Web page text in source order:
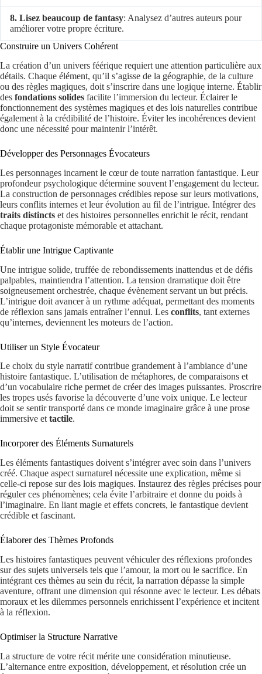
8. Lisez beaucoup de fantasy: Analysez d’autres auteurs pour
améliorer votre propre écriture.
Construire un Univers Cohérent
La création d’un univers féérique requiert une attention particulière aux
détails. Chaque élément, qu’il s’agisse de la géographie, de la culture
ou des règles magiques, doit s’inscrire dans une logique interne. Établir
des fondations solides facilite l’immersion du lecteur. Éclairer le
fonctionnement des systèmes magiques et des lois naturelles contribue
également à la crédibilité de l’histoire. Éviter les incohérences devient
donc une nécessité pour maintenir l’intérêt.
Développer des Personnages Évocateurs
Les personnages incarnent le cœur de toute narration fantastique. Leur
profondeur psychologique détermine souvent l’engagement du lecteur.
La construction de personnages crédibles repose sur leurs motivations,
leurs conflits internes et leur évolution au fil de l’intrigue. Intégrer des
traits distincts et des histoires personnelles enrichit le récit, rendant
chaque protagoniste mémorable et attachant.
Établir une Intrigue Captivante
Une intrigue solide, truffée de rebondissements inattendus et de défis
palpables, maintiendra l’attention. La tension dramatique doit être
soigneusement orchestrée, chaque évènement servant un but précis.
L’intrigue doit avancer à un rythme adéquat, permettant des moments
de réflexion sans jamais entraîner l’ennui. Les conflits, tant externes
qu’internes, deviennent les moteurs de l’action.
Utiliser un Style Évocateur
Le choix du style narratif contribue grandement à l’ambiance d’une
histoire fantastique. L’utilisation de métaphores, de comparaisons et
d’un vocabulaire riche permet de créer des images puissantes. Proscrire
les tropes usés favorise la découverte d’une voix unique. Le lecteur
doit se sentir transporté dans ce monde imaginaire grâce à une prose
immersive ettactile.
Incorporer des Éléments Surnaturels
Les éléments fantastiques doivent s’intégrer avec soin dans l’univers
créé. Chaque aspect surnaturel nécessite une explication, même si
celle-ci repose sur des lois magiques. Instaurez des règles précises pour
réguler ces phénomènes; cela évite l’arbitraire et donne du poids à
l’imaginaire. En liant magie et effets concrets, le fantastique devient
crédible et fascinant.
Élaborer des Thèmes Profonds
Les histoires fantastiques peuvent véhiculer des réflexions profondes
sur des sujets universels tels que l’amour, la mort ou le sacrifice. En
intégrant ces thèmes au sein du récit, la narration dépasse la simple
aventure, offrant une dimension qui résonne avec le lecteur. Les débats
moraux et les dilemmes personnels enrichissent l’expérience et incitent
à la réflexion.
Optimiser la Structure Narrative
La structure de votre récit mérite une considération minutieuse.
L’alternance entre exposition, développement, et résolution crée un